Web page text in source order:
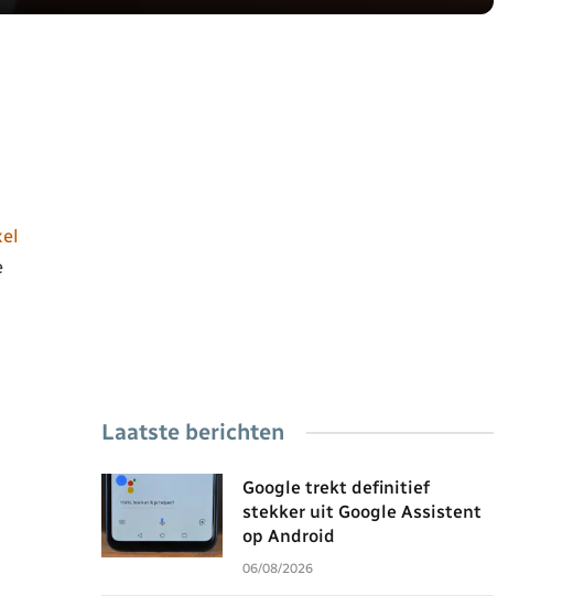
Laatste berichten
Google trekt definitief
stekker uit Google Assistent
op Android
06/08/2026